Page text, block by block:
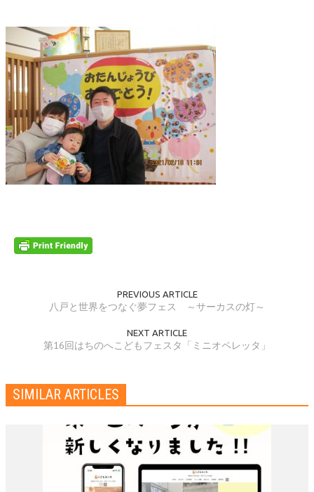
PREVIOUS ARTICLE
八戸と世界をつなぐ夢フェス ～サーカスの灯～
NEXT ARTICLE
第16回はちのへこどもフェスタ「ミニオペレッタ」
SIMILAR ARTICLES